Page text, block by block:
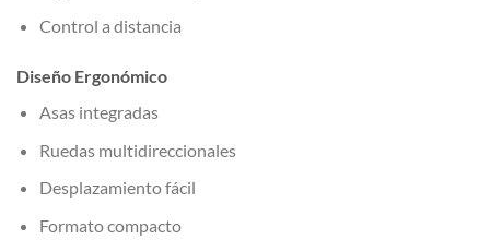
Control a distancia
Diseño Ergonómico
Asas integradas
Ruedas multidireccionales
Desplazamiento fácil
Formato compacto